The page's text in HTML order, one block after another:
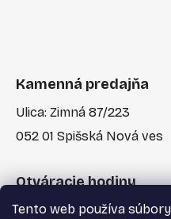
Tento web používa
Kamenná predajňa
Ulica: Zimná 87/223
052 01 Spišská Nová ves
Otváracie hodiny
Po-Pia: 7:30 - 17:00